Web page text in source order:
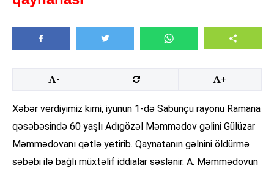
- +
Xəbər verdiyimiz kimi, iyunun 1-də Sabunçu rayonu Ramana
qəsəbəsində 60 yaşlı Adıgözəl Məmmədov gəlini Gülüzar
Məmmədovanı qətlə yetirib. Qaynatanın gəlnini öldürmə
səbəbi ilə bağlı müxtəlif iddialar səslənir. A. Məmmədovun